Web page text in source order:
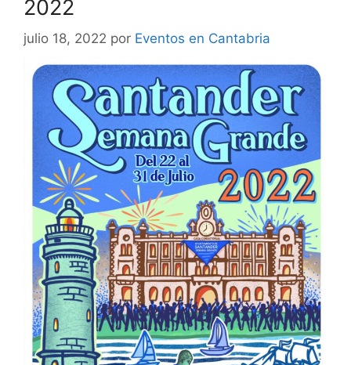
2022
julio 18, 2022 por Eventos en Cantabria